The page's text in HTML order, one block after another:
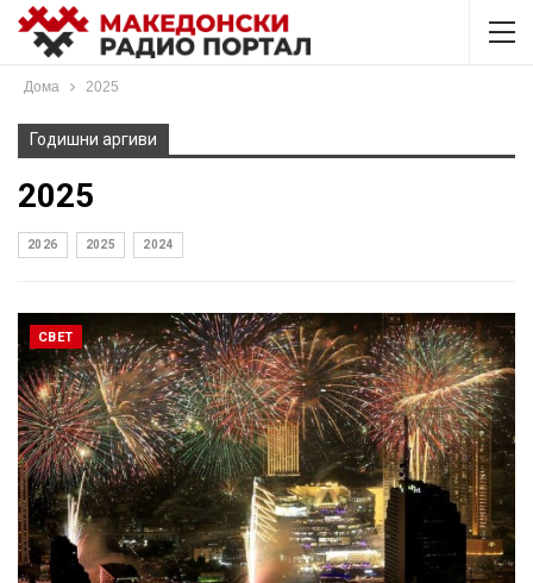
Дома 2025
Годишни аргиви
2025
2026 2025 2024
СВЕТ